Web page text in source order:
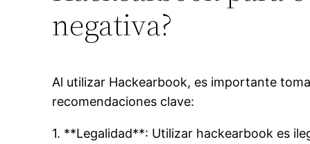
negativa?
Al utilizar Hackearbook, es importante
recomendaciones clave:
1. **Legalidad**: Utilizar hackearbook es